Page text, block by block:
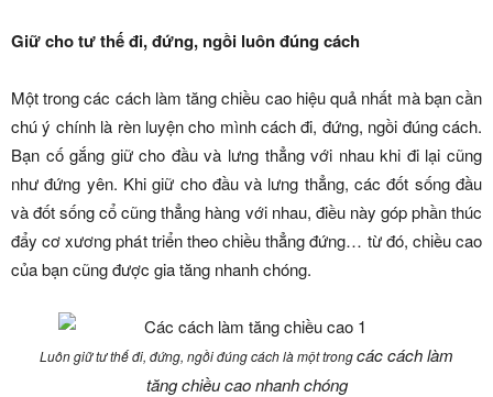
Giữ cho tư thế đi, đứng, ngồi luôn đúng cách
Một trong các cách làm tăng chiều cao hiệu quả nhất mà bạn cần
chú ý chính là rèn luyện cho mình cách đi, đứng, ngồi đúng cách.
Bạn cố gắng giữ cho đầu và lưng thẳng với nhau khi đi lại cũng
như đứng yên. Khi giữ cho đầu và lưng thẳng, các đốt sống đầu
và đốt sống cổ cũng thẳng hàng với nhau, điều này góp phần thúc
đẩy cơ xương phát triển theo chiều thẳng đứng… từ đó, chiều cao
của bạn cũng được gia tăng nhanh chóng.
Luôn giữ tư thế đi, đứng, ngồi đúng cách là một trongcác cách làm
tăng chiều cao nhanh chóng